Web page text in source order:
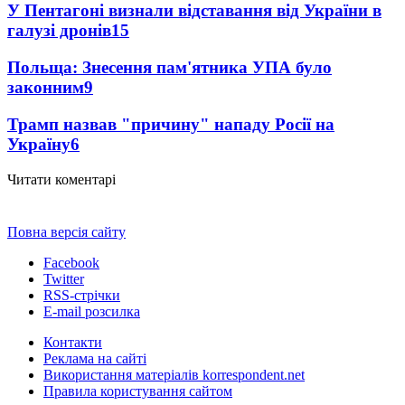
У Пентагоні визнали відставання від України в
галузі дронів15
Польща: Знесення пам'ятника УПА було
законним9
Трамп назвав "причину" нападу Росії на
Україну6
Читати коментарі
Повна версія сайту
Facebook
Twitter
RSS-стрічки
E-mail розсилка
Контакти
Реклама на сайті
Використання матеріалів korrespondent.net
Правила користування сайтом